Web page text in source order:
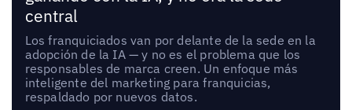
central
Los franquiciados van por delante de la sede en la
adopción de la IA — y no es el problema que los
responsables de marca creen. Un enfoque más
inteligente del marketing para franquicias,
respaldado por nuevos datos.